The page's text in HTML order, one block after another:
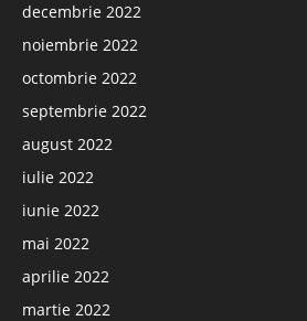
decembrie 2022
noiembrie 2022
octombrie 2022
septembrie 2022
august 2022
iulie 2022
iunie 2022
mai 2022
aprilie 2022
martie 2022